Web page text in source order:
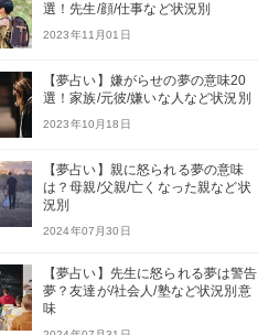
選！先生/顔/仕事など状況別
2023年11月01日
【夢占い】嫌がらせの夢の意味20
選！家族/元彼/嫌いな人など状況別
2023年10月18日
【夢占い】親に怒られる夢の意味
は？母親/父親/亡くなった親など状
況別
2024年07月30日
【夢占い】先生に怒られる夢は警告
夢？友達が/社会人/塾など状況別意
味